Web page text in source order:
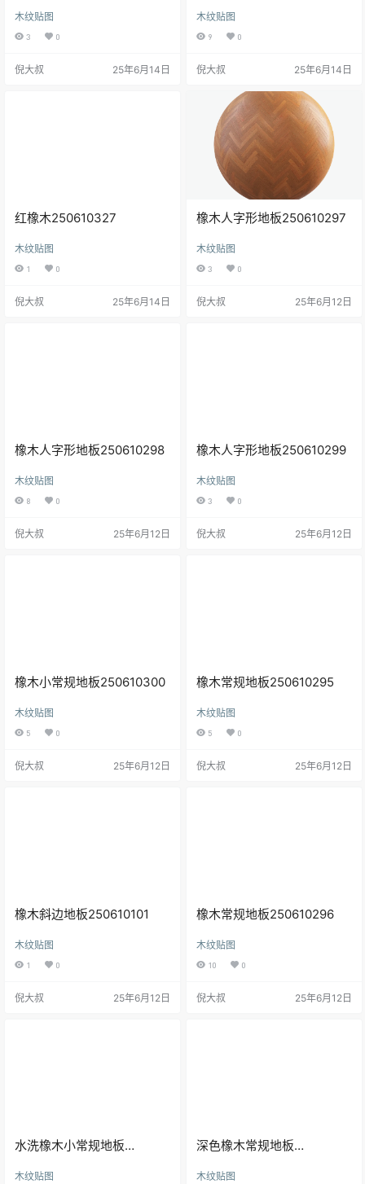
木纹贴图
3 0
倪大叔 25年6月14日
木纹贴图
9 0
倪大叔 25年6月14日
红橡木250610327
木纹贴图
1 0
倪大叔 25年6月14日
橡木人字形地板250610297
木纹贴图
3 0
倪大叔 25年6月12日
橡木人字形地板250610298
木纹贴图
8 0
倪大叔 25年6月12日
橡木人字形地板250610299
木纹贴图
3 0
倪大叔 25年6月12日
橡木小常规地板250610300
木纹贴图
5 0
倪大叔 25年6月12日
橡木常规地板250610295
木纹贴图
5 0
倪大叔 25年6月12日
橡木斜边地板250610101
木纹贴图
1 0
倪大叔 25年6月12日
橡木常规地板250610296
木纹贴图
10 0
倪大叔 25年6月12日
水洗橡木小常规地板
木纹贴图
深色橡木常规地板
木纹贴图